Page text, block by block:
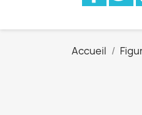
Accueil